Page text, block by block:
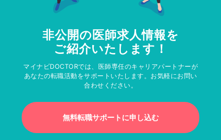
非公開の医師求人情報を
ご紹介いたします！
マイナビDOCTORでは、医師専任のキャリアパートナーが
あなたの転職活動をサポートいたします。お気軽にお問い
合わせください。
無料転職サポートに申し込む